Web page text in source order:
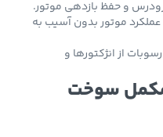
و حفظ بازدهی موتور.
موتور بدون آسیب به
انژکتورها و
سوخت